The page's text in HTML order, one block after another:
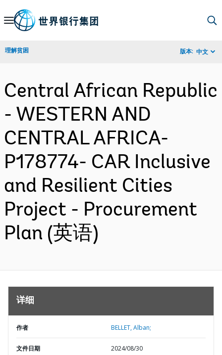
Skip
Navigation
理解贫困 版本: 中文
Central African Republic
- WESTERN AND
CENTRAL AFRICA-
P178774- CAR Inclusive
and Resilient Cities
Project - Procurement
Plan (英语)
详细
作者 BELLET, Alban;
文件日期 2024/08/30